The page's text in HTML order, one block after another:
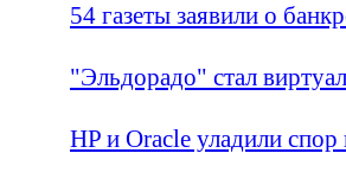
54 газеты заявили о
"Эльдорадо" стал
HP и Oracle уладили